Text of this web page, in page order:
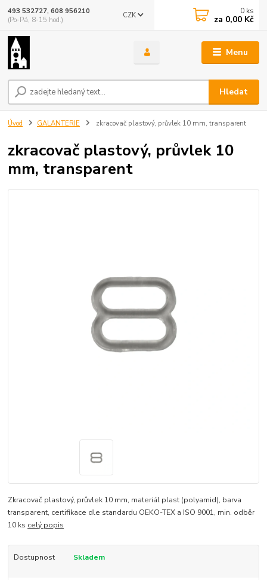
Menu
CZK
Hledat
493 532727, 608 956210
(Po-Pá, 8-15 hod.)
0 ks
za 0,00 Kč
Úvod GALANTERIE zkracovač plastový, průvlek 10 mm, transparent
zkracovač plastový, průvlek 10
mm, transparent
Zkracovač plastový, průvlek 10 mm, materiál plast (polyamid), barva
transparent, certifikace dle standardu OEKO-TEX a ISO 9001, min. odběr
10 ks celý popis
Dostupnost Skladem